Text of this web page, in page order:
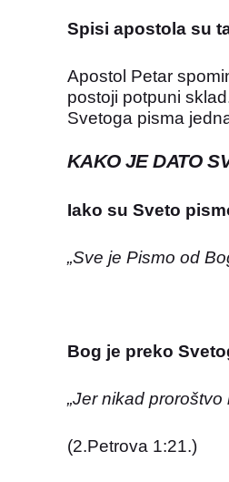
Spisi apostola su
Apostol Petar
postoji potpuni
Svetoga pisma
KAKO JE DATO
Iako su Sveto
„Sve je Pismo od
Bog je preko
„Jer nikad
(2.Petrova 1:21.)